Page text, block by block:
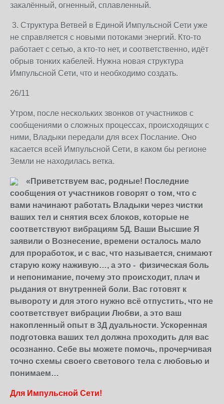
закалённый, огненный, сплавленный.
3. Структура Ветвей в Единой Импульсной Сети уже
не справляется с новыми потоками энергий. Кто-то
работает с сетью, а кто-то нет, и соответственно, идёт
обрыв тонких кабелей. Нужна новая структура
Импульсной Сети, что и необходимо создать.
26/11
Утром, после нескольких звонков от участников с
сообщениями о сложных процессах, происходящих с
ними, Владыки передали для всех Послание. Оно
касается всей Импульсной Сети, в каком бы регионе
Земли не находилась ветка.
«Приветствуем вас, родные! Последние
сообщения от участников говорят о том, что с
вами начинают работать Владыки через чистки
ваших тел и снятия всех блоков, которые не
соответствуют вибрациям 5Д. Ваши Высшие Я
заявили о Вознесение, времени осталось мало
для проработок, и с вас, что называется, снимают
старую кожу наживую…, а это - физическая боль
и непонимание, почему это происходит, плач и
рыдания от внутренней боли. Вас готовят к
вывороту и для этого нужно всё отпустить, что не
соответствует вибрации Любви, а это ваш
накопленный опыт в 3Д дуальности. Ускоренная
подготовка ваших тел должна проходить для вас
осознанно. Себе вы можете помочь, прочерчивая
точно схемы своего светового тела с любовью и
понимаем…
Для Импульсной Сети!